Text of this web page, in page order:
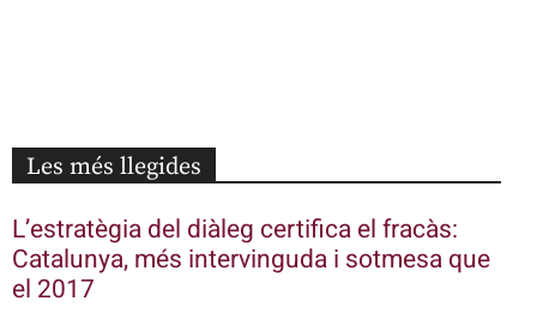
Les més llegides
L’estratègia del diàleg certifica el fracàs:
Catalunya, més intervinguda i sotmesa que
el 2017